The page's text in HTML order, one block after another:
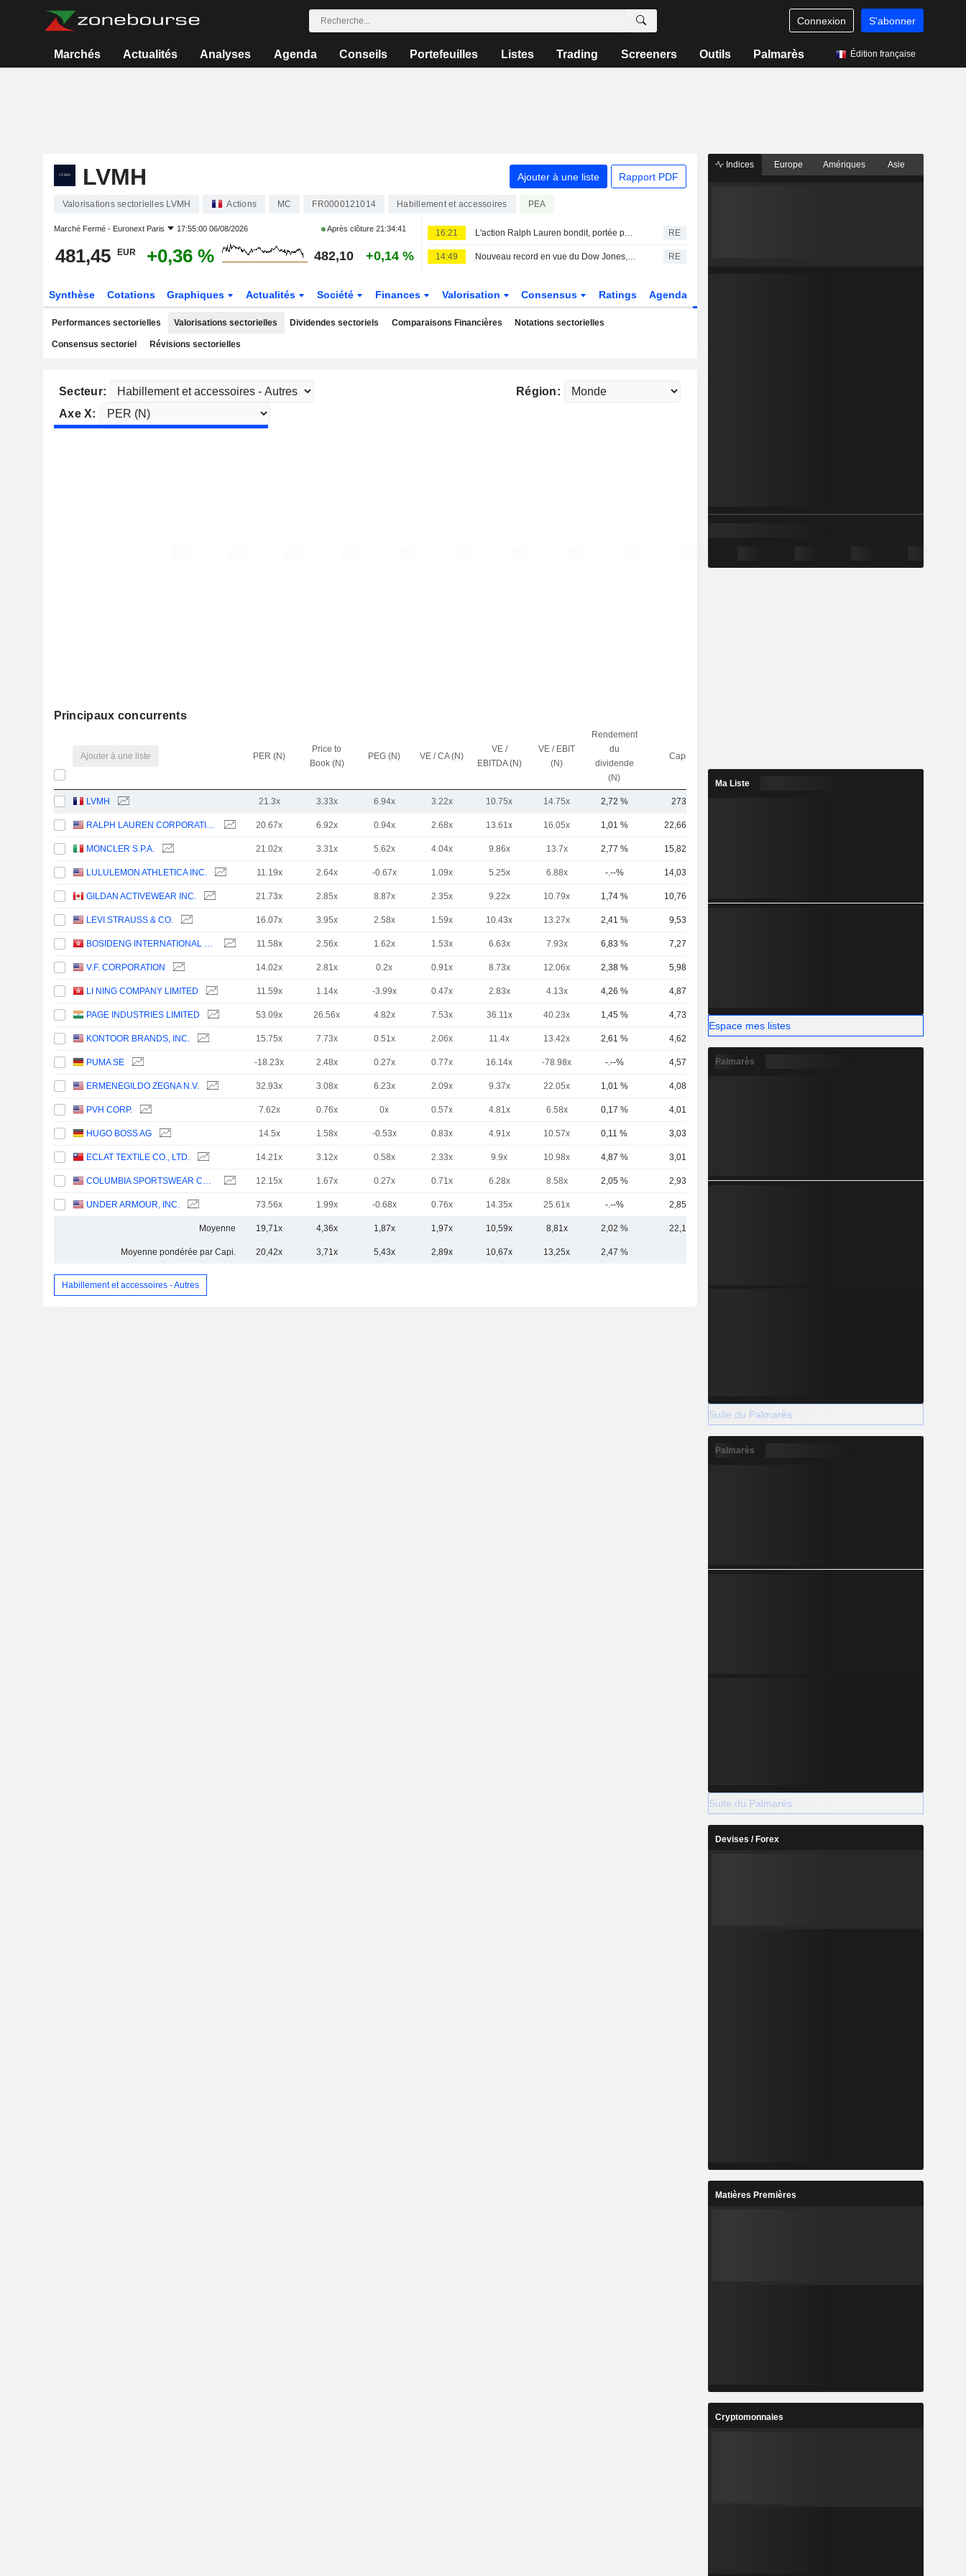
Connexion S'abonner
Marchés Actualités Analyses Agenda Conseils Portefeuilles Listes Trading Screeners Outils Palmarès Édition française
LVMH Ajouter à une liste Rapport PDF
Valorisations sectorielles LVMH Actions MC FR0000121014 Habillement et accessoires PEA
Marché Fermé - Euronext Paris 17:55:00 06/08/2026 Après clôture21:34:41
481,45 EUR +0,36 % 482,10 +0,14 %
16:21 L'action Ralph Lauren bondit, portée par la demande en Asie et en Amérique du Nord RE
14:49 Nouveau record en vue du Dow Jones, l'Europe aussi sur des sommets RE
Synthèse Cotations Graphiques Actualités Société Finances Valorisation Consensus Ratings Agenda
Performances sectorielles Valorisations sectorielles Dividendes sectoriels Comparaisons Financières Notations sectorielles
Consensus sectoriel Révisions sectorielles
Secteur:
Région:
Axe X:
Principaux concurrents
Ajouter à une liste PER (N)
Price to
Book (N)
PEG (N) VE / CA (N)
VE /
EBITDA (N)
VE / EBIT
(N)
Rendement
du
dividende
(N)
Capi.($)
LVMH 21.3x 3.33x 6.94x 3.22x 10.75x 14.75x 2,72 % 273 Md
RALPH LAUREN CORPORATION 20.67x 6.92x 0.94x 2.68x 13.61x 16.05x 1,01 % 22,66 Md
MONCLER S.P.A. 21.02x 3.31x 5.62x 4.04x 9.86x 13.7x 2,77 % 15,82 Md
LULULEMON ATHLETICA INC. 11.19x 2.64x -0.67x 1.09x 5.25x 6.88x -.--% 14,03 Md
GILDAN ACTIVEWEAR INC. 21.73x 2.85x 8.87x 2.35x 9.22x 10.79x 1,74 % 10,76 Md
LEVI STRAUSS & CO. 16.07x 3.95x 2.58x 1.59x 10.43x 13.27x 2,41 % 9,53 Md
BOSIDENG INTERNATIONAL HOLDINGS LIMITED 11.58x 2.56x 1.62x 1.53x 6.63x 7.93x 6,83 % 7,27 Md
V.F. CORPORATION 14.02x 2.81x 0.2x 0.91x 8.73x 12.06x 2,38 % 5,98 Md
LI NING COMPANY LIMITED 11.59x 1.14x -3.99x 0.47x 2.83x 4.13x 4,26 % 4,87 Md
PAGE INDUSTRIES LIMITED 53.09x 26.56x 4.82x 7.53x 36.11x 40.23x 1,45 % 4,73 Md
KONTOOR BRANDS, INC. 15.75x 7.73x 0.51x 2.06x 11.4x 13.42x 2,61 % 4,62 Md
PUMA SE -18.23x 2.48x 0.27x 0.77x 16.14x -78.98x -.--% 4,57 Md
ERMENEGILDO ZEGNA N.V. 32.93x 3.08x 6.23x 2.09x 9.37x 22.05x 1,01 % 4,08 Md
PVH CORP. 7.62x 0.76x 0x 0.57x 4.81x 6.58x 0,17 % 4,01 Md
HUGO BOSS AG 14.5x 1.58x -0.53x 0.83x 4.91x 10.57x 0,11 % 3,03 Md
ECLAT TEXTILE CO., LTD. 14.21x 3.12x 0.58x 2.33x 9.9x 10.98x 4,87 % 3,01 Md
COLUMBIA SPORTSWEAR COMPANY 12.15x 1.67x 0.27x 0.71x 6.28x 8.58x 2,05 % 2,93 Md
UNDER ARMOUR, INC. 73.56x 1.99x -0.68x 0.76x 14.35x 25.61x -.--% 2,85 Md
Moyenne 19,71x 4,36x 1,87x 1,97x 10,59x 8,81x 2,02 % 22,1 Md
Moyenne pondérée par Capi. 20,42x 3,71x 5,43x 2,89x 10,67x 13,25x 2,47 %
Habillement et accessoires - Autres
Indices Europe Amériques Asie
Ma Liste
Espace mes listes
Palmarès
Suite du Palmarès
Palmarès
Suite du Palmarès
Devises / Forex
Matières Premières
Cryptomonnaies